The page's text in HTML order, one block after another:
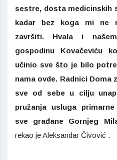
sestre, dosta medicinskih
kadar bez koga mi ne
završiti. Hvala i
gospodinu Kovačeviću
učinio sve što je bilo
nama ovde. Radnici Doma
sve od sebe u cilju
pružanja usluga
sve građane Gornjeg
rekao je Aleksandar Čivović .